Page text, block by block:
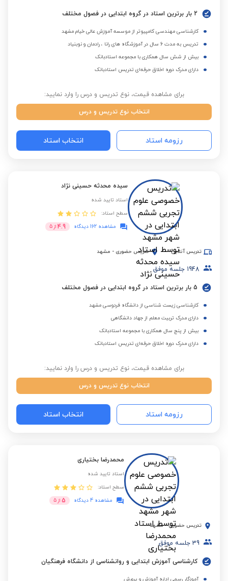
2 بار برترین استاد در گروه ابتدایی در فصول مختلف
کارشناسی مهندسی کامپیوتر از موسسه آموزش عالی خیام مشهد
تدریس به مدت 6 سال در آموزشگاه های رانا ، رادمان و نوبنیاد
بیش از شش سال همکاری با مجموعه استادبانک
دارای مدرک دوره اخلاق حرفه‌ای تدریس استادبانک
برای مشاهده قیمت، نوع تدریس و درس را وارد نمایید:
انتخاب نوع تدریس و درس
رزومه استاد انتخاب استاد
سیده محدثه حسینی نژاد
استاد تایید شده
سطح استاد:
مشاهده 162 دیدگاه
4.9 از 5
تدریس آنلاین تدریس حضوری - مشهد
1948 جلسه موفق
5 بار برترین استاد در گروه ابتدایی در فصول مختلف
کارشناسی زیست شناسی از دانشگاه فردوسی مشهد
دارای مدرک تربیت معلم از جهاد دانشگاهی
بیش از پنج سال همکاری با مجموعه استادبانک
دارای مدرک دوره اخلاق حرفه‌ای تدریس استادبانک
برای مشاهده قیمت، نوع تدریس و درس را وارد نمایید:
انتخاب نوع تدریس و درس
رزومه استاد انتخاب استاد
محمدرضا بختیاری
استاد تایید شده
سطح استاد:
مشاهده 4 دیدگاه
5 از 5
تدریس حضوری - مشهد
39 جلسه موفق
کارشناسی آموزش ابتدایی و روانشناسی از دانشگاه فرهنگیان
آموزگار رسمی اداره آموزش و پرورش